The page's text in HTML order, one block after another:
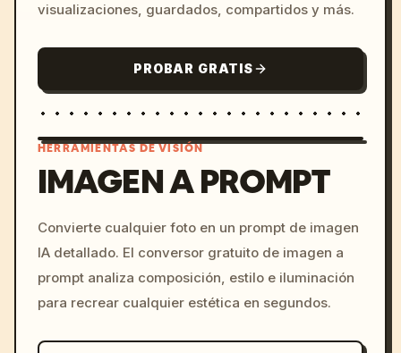
visualizaciones, guardados, compartidos y más.
PROBAR GRATIS
c, cyberpunk sunset, neon
colors, 8k --v 6.0
HERRAMIENTAS DE VISIÓN
IMAGEN A PROMPT
Convierte cualquier foto en un prompt de imagen
IA detallado. El conversor gratuito de imagen a
prompt analiza composición, estilo e iluminación
para recrear cualquier estética en segundos.